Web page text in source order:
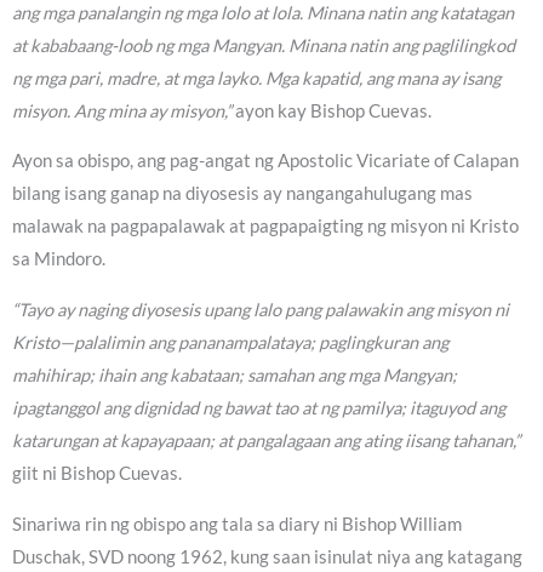
ang mga panalangin ng mga lolo at lola. Minana natin ang katatagan
at kababaang-loob ng mga Mangyan. Minana natin ang paglilingkod
ng mga pari, madre, at mga layko. Mga kapatid, ang mana ay isang
misyon. Ang mina ay misyon,”ayon kay Bishop Cuevas.
Ayon sa obispo, ang pag-angat ng Apostolic Vicariate of Calapan
bilang isang ganap na diyosesis ay nangangahulugang mas
malawak na pagpapalawak at pagpapaigting ng misyon ni Kristo
sa Mindoro.
“Tayo ay naging diyosesis upang lalo pang palawakin ang misyon ni
Kristo—palalimin ang pananampalataya; paglingkuran ang
mahihirap; ihain ang kabataan; samahan ang mga Mangyan;
ipagtanggol ang dignidad ng bawat tao at ng pamilya; itaguyod ang
katarungan at kapayapaan; at pangalagaan ang ating iisang tahanan,”
giit ni Bishop Cuevas.
Sinariwa rin ng obispo ang tala sa diary ni Bishop William
Duschak, SVD noong 1962, kung saan isinulat niya ang katagang